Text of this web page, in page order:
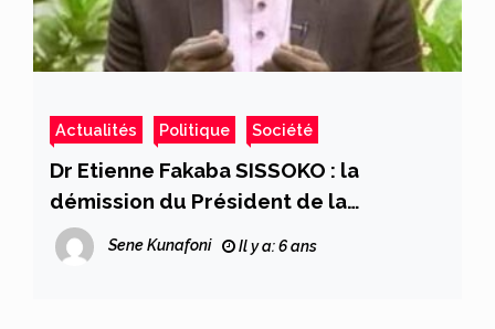
Actualités Politique Société
Dr Etienne Fakaba SISSOKO : la
démission du Président de la
République, même aussi médiocre
qu’IBK est un danger pour l’avenir du
Sene Kunafoni Il y a: 6 ans